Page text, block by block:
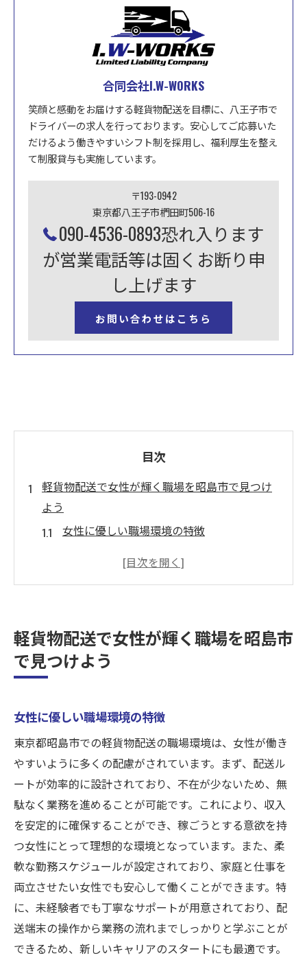
合同会社I.W-WORKS
笑顔と感動をお届けする軽貨物配送を目標に、八王子市で
ドライバーの求人を行っております。安心してご応募いた
だけるよう働きやすいシフト制を採用し、福利厚生を整え
て制服貸与も実施しています。
〒193-0942
東京都八王子市椚田町506-16
090-4536-0893恐れ入ります
が営業電話等は固くお断り申
し上げます
お問い合わせはこちら
目次
軽貨物配送で女性が輝く職場を昭島市で見つけ
よう
女性に優しい職場環境の特徴
昭島市で人気の企業配送ルート
協力し合う仲間がいる職場の魅力
昭島市での軽貨物配送が楽しい！女性も安心し
女性ドライバーへのサポート体制
昭島市の軽貨物配送の楽しさとは
仕事と家庭の両立を実現する方法
安心して働ける勤務時間と条件
職場での女性交流イベントの充実
働きやすさを追求した社内制度
配送と運送のプロフェッショナルを目指す！昭
島市での稼ぎ方
効率的に稼ぐための秘訣
昭島市での高単価配送ルート
プロフェッショナルに求められるスキル
軽貨物配送で女性が輝く職場を昭島市
で見つけよう
女性に優しい職場環境の特徴
東京都昭島市での軽貨物配送の職場環境は、女性が働き
やすいように多くの配慮がされています。まず、配送ル
ートが効率的に設計されており、不在が少ないため、無
駄なく業務を進めることが可能です。これにより、収入
を安定的に確保することができ、稼ごうとする意欲を持
つ女性にとって理想的な環境となっています。また、柔
軟な勤務スケジュールが設定されており、家庭と仕事を
両立させたい女性でも安心して働くことができます。特
に、未経験者でも丁寧なサポートが用意されており、配
送端末の操作から業務の流れまでしっかりと学ぶことが
できるため、新しいキャリアのスタートにも最適です。